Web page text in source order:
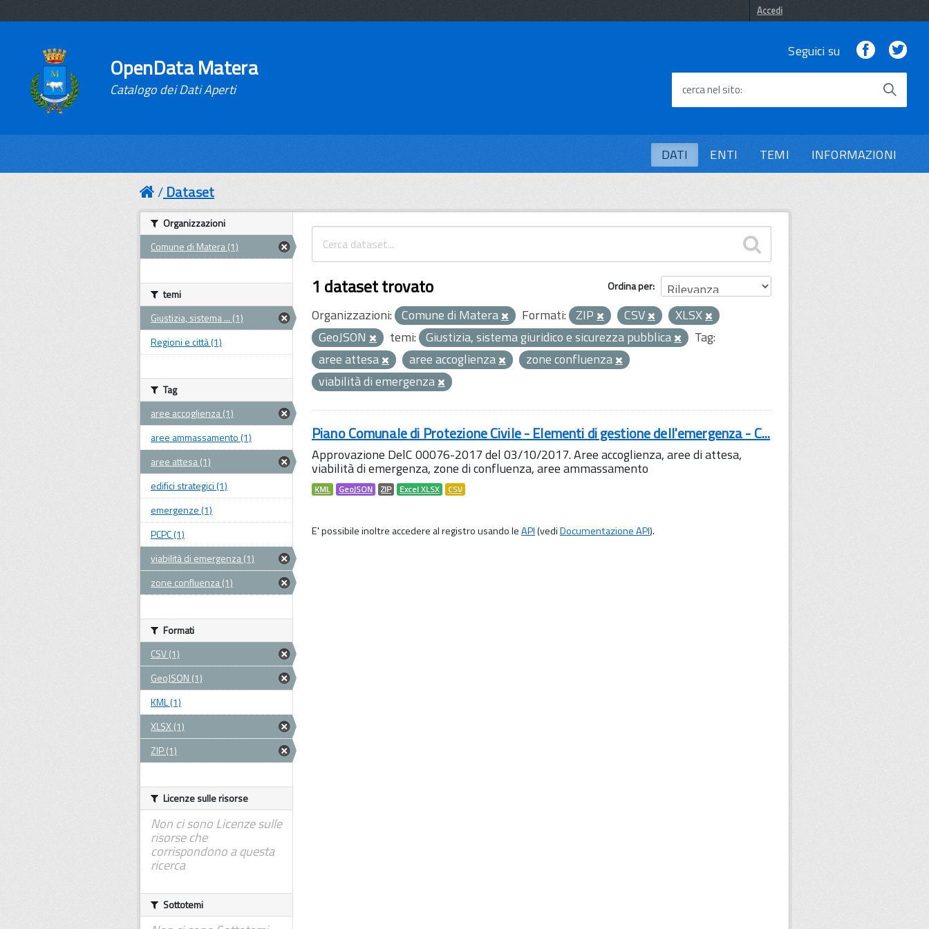
Accedi
OpenData Matera
Catalogo dei Dati Aperti
Seguici su Facebook
cerca nel sito
DATI ENTI TEMI INFORMAZIONI
Dataset
Ordina per
1 dataset trovato
Organizzazioni: Comune di Matera Formati: ZIP CSV
XLSX
GeoJSON
temi: Giustizia, sistema giuridico e sicurezza pubblica
Tag:
aree attesa
aree accoglienza
zone confluenza
viabilità di emergenza
Piano Comunale di Protezione Civile - Elementi di gestione dell'emergenza - C...
Approvazione DelC 00076-2017 del 03/10/2017. Aree accoglienza, aree di attesa,
viabilità di emergenza, zone di confluenza, aree ammassamento
KML GeoJSON ZIP Excel XLSX CSV
E' possibile inoltre accedere al registro usando leAPI(vediDocumentazione API).
Organizzazioni
Comune di Matera (1)
temi
Giustizia, sistema ... (1)
Regioni e città (1)
Tag
aree accoglienza (1)
aree ammassamento (1)
aree attesa (1)
edifici strategici (1)
emergenze (1)
PCPC (1)
viabilità di emergenza (1)
zone confluenza (1)
Formati
CSV (1)
GeoJSON (1)
KML (1)
XLSX (1)
ZIP (1)
Licenze sulle risorse
Non ci sono Licenze sulle
risorse che
corrispondono a questa
ricerca
Sottotemi